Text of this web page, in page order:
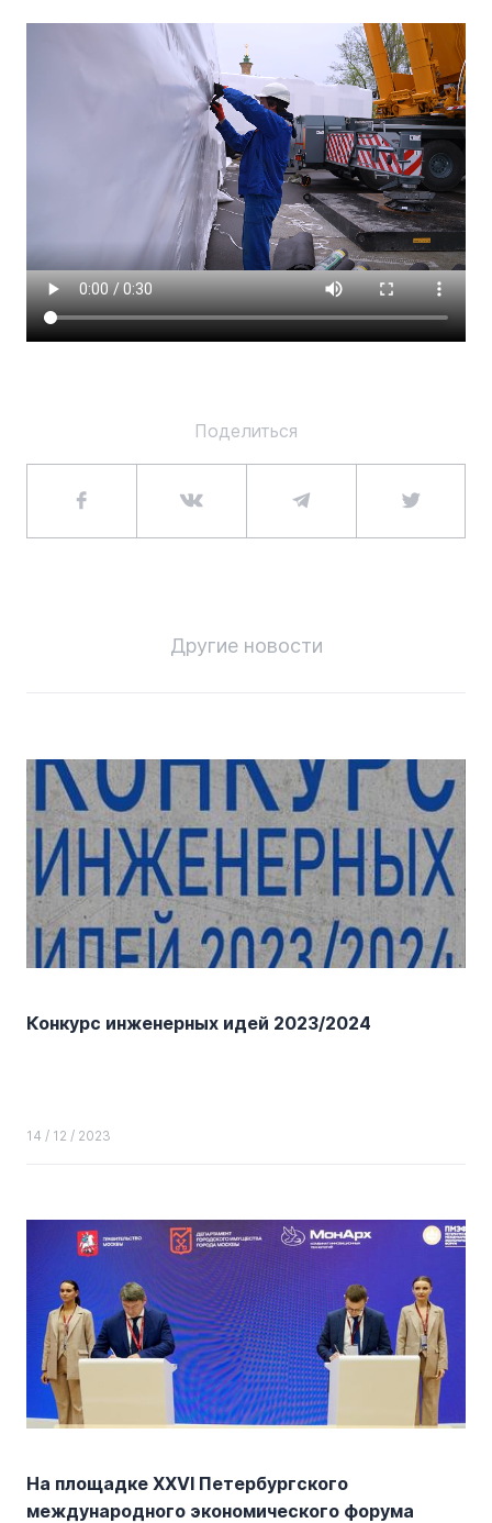
Поделиться
Другие новости
Конкурс инженерных идей 2023/2024
14 / 12 / 2023
На площадке XXVI Петербургского
международного экономического форума